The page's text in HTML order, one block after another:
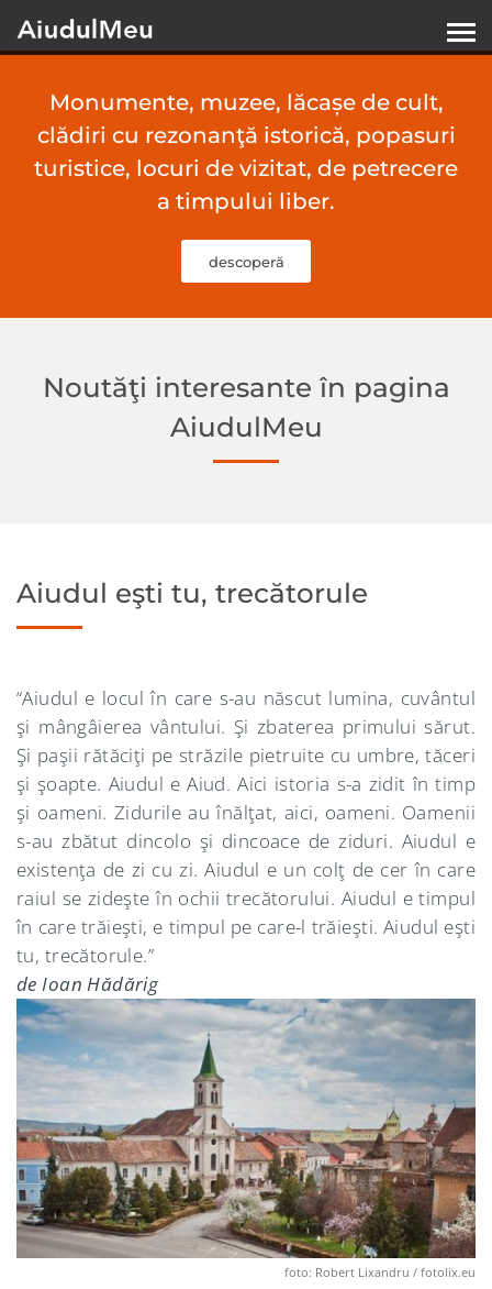
Monumente, muzee, lăcașe de cult,
clădiri cu rezonanţă istorică, popasuri
turistice, locuri de vizitat, de petrecere
a timpului liber.
descoperă
Noutăţi interesante în pagina
AiudulMeu
Aiudul eşti tu, trecătorule
“Aiudul e locul în care s-au născut lumina, cuvântul
şi mângâierea vântului. Şi zbaterea primului sărut.
Şi paşii rătăciţi pe străzile pietruite cu umbre, tăceri
şi şoapte. Aiudul e Aiud. Aici istoria s-a zidit în timp
şi oameni. Zidurile au înălţat, aici, oameni. Oamenii
s-au zbătut dincolo şi dincoace de ziduri. Aiudul e
existenţa de zi cu zi. Aiudul e un colţ de cer în care
raiul se zideşte în ochii trecătorului. Aiudul e timpul
în care trăieşti, e timpul pe care-l trăieşti. Aiudul eşti
tu, trecătorule.”
de Ioan Hădărig
foto: Robert Lixandru / fotolix.eu